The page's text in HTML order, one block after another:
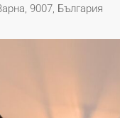
9007, България